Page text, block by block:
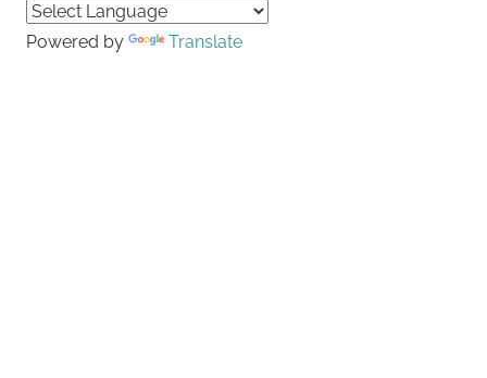
Powered by Translate